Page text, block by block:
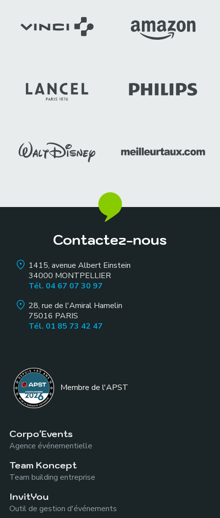
Contactez-nous
1415, avenue Albert Einstein
34000 MONTPELLIER
Tél. 04 67 07 30 97
28, rue de l'Amiral Hamelin
75016 PARIS
Tél. 01 85 73 42 47
Membre de l'APST
Corpo'Events
Agence événementielle
Team Koncept
Team building entreprise
InvitYou
Outil de gestion d'événements